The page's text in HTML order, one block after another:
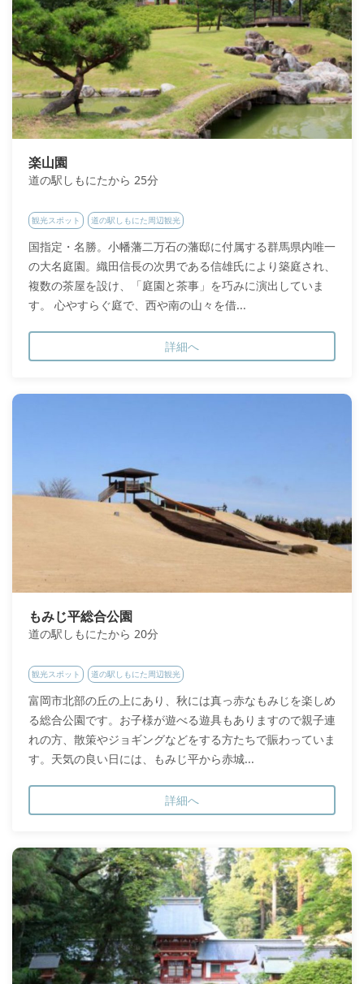
楽山園
道の駅しもにたから 25分
観光スポット 道の駅しもにた周辺観光
国指定・名勝。小幡藩二万石の藩邸に付属する群馬県内唯一
の大名庭園。織田信長の次男である信雄氏により築庭され、
複数の茶屋を設け、「庭園と茶事」を巧みに演出していま
す。 心やすらぐ庭で、西や南の山々を借...
詳細へ
もみじ平総合公園
道の駅しもにたから 20分
観光スポット 道の駅しもにた周辺観光
富岡市北部の丘の上にあり、秋には真っ赤なもみじを楽しめ
る総合公園です。お子様が遊べる遊具もありますので親子連
れの方、散策やジョギングなどをする方たちで賑わっていま
す。天気の良い日には、もみじ平から赤城...
詳細へ